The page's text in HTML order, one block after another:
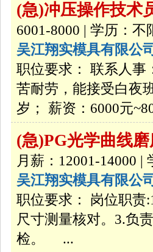
(急)冲压操作技术
6001-8000 | 学历：不
吴江翔实模具有限公司
职位要求： 联系人事
苦耐劳，能接受白夜
岁； 薪资：6000元
(急)PG光学曲线
月薪：12001-14000 |
吴江翔实模具有限公司
职位要求： 岗位职责
尺寸测量核对。3.负
检。 ...